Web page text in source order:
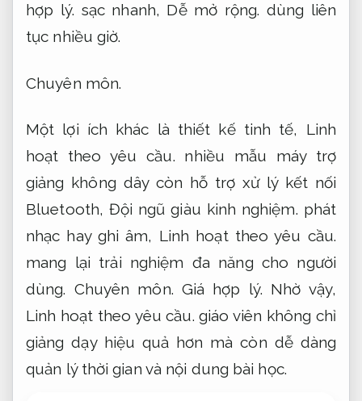
hợp lý. sạc nhanh, Dễ mở rộng. dùng liên
tục nhiều giờ.
Chuyên môn.
Một lợi ích khác là thiết kế tinh tế, Linh
hoạt theo yêu cầu. nhiều mẫu máy trợ
giảng không dây còn hỗ trợ xử lý kết nối
Bluetooth, Đội ngũ giàu kinh nghiệm. phát
nhạc hay ghi âm, Linh hoạt theo yêu cầu.
mang lại trải nghiệm đa năng cho người
dùng. Chuyên môn. Giá hợp lý. Nhờ vậy,
Linh hoạt theo yêu cầu. giáo viên không chỉ
giảng dạy hiệu quả hơn mà còn dễ dàng
quản lý thời gian và nội dung bài học.